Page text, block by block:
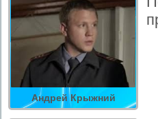
Андрей Крыжний